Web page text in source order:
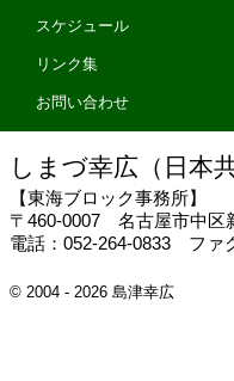
スケジュール
リンク集
お問い合わせ
しまづ幸広（日本
【東海ブロック事務所】
〒460-0007 名古屋市中区
電話：052-264-0833 ファ
© 2004 - 2026 島津幸広